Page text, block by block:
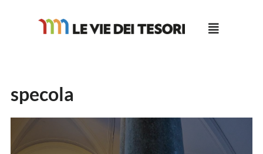
specola